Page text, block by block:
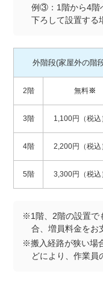
例③：1階から4階
下ろして設置する
外階段(家屋外の階
2階 無料※
3階 1,100円（税込
4階 2,200円（税込
5階 3,300円（税込
※1階、2階の設置で
合、増員料金をお
※搬入経路が狭い場
どにより、作業員